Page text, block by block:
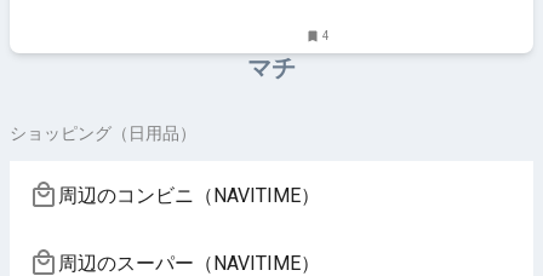
4
マチ
ショッピング（日用品）
周辺のコンビニ（NAVITIME）
周辺のスーパー（NAVITIME）